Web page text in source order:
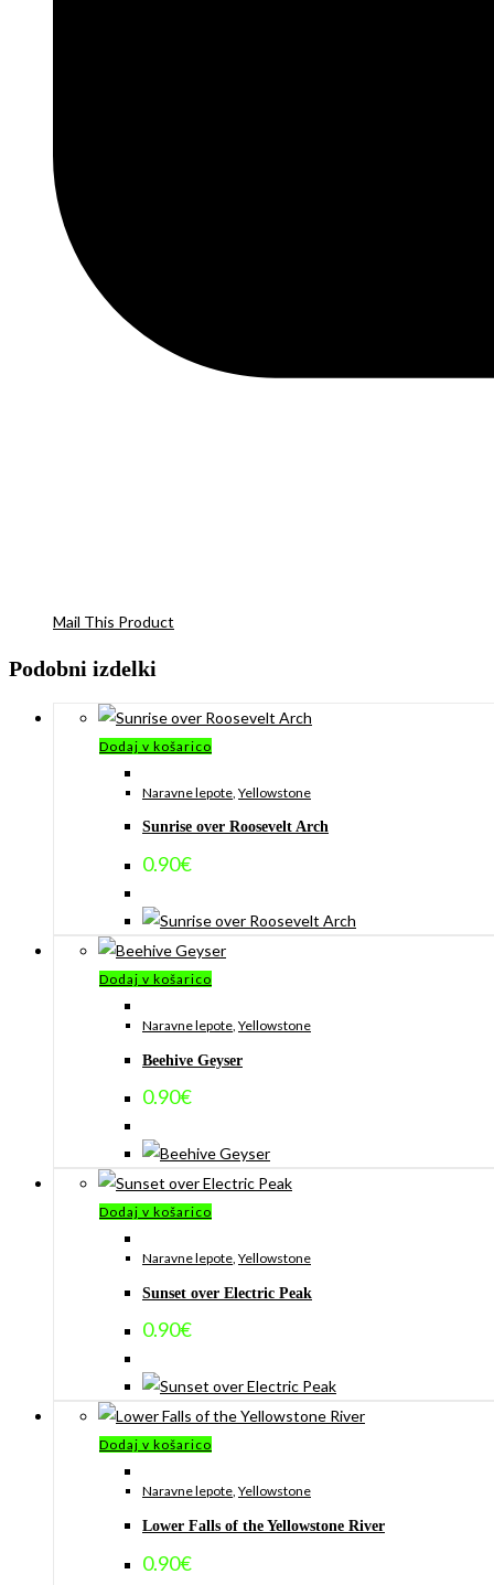
Mail This Product
Podobni izdelki
Dodaj v košarico
Naravne lepote Yellowstone
Sunrise over Roosevelt Arch
0.90€
Dodaj v košarico
Naravne lepote Yellowstone
Beehive Geyser
0.90€
Dodaj v košarico
Naravne lepote, Yellowstone
Sunset over Electric Peak
0.90€
Dodaj v košarico
Naravne lepote, Yellowstone
Lower Falls of the Yellowstone River
0.90€